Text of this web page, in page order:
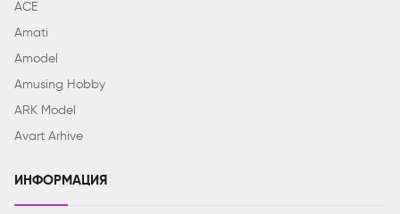
ACE
Amati
Amodel
Amusing Hobby
ARK Model
Avart Arhive
ИНФОРМАЦИЯ